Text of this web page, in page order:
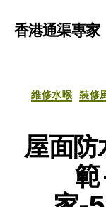
香港通渠專家
維修水喉 裝修
屋面防
範